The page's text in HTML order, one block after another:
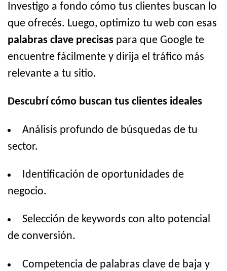
Investigo a fondo cómo tus clientes buscan lo
que ofrecés. Luego, optimizo tu web con esas
palabras clave precisas para que Google te
encuentre fácilmente y dirija el tráfico más
relevante a tu sitio.
Descubrí cómo buscan tus clientes ideales
Análisis profundo de búsquedas de tu
sector.
Identificación de oportunidades de
negocio.
Selección de keywords con alto potencial
de conversión.
Competencia de palabras clave de baja y